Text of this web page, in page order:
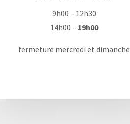
9h00 – 12h30
14h00 – 19h00
fermeture mercredi et dimanche